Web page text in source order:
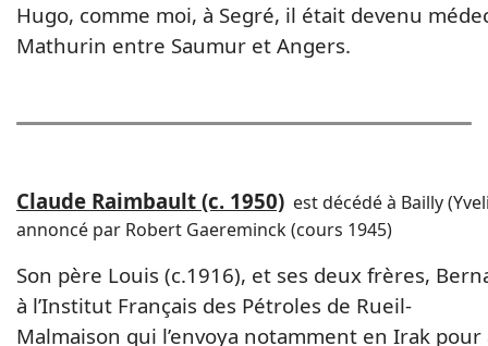
Hugo, comme moi, à Segré, il était devenu
Mathurin entre Saumur et Angers.
Claude Raimbault (c. 1950) est décédé à Bailly
annoncé par Robert Gaereminck (cours 1945)
Son père Louis (c.1916), et ses deux frères,
à l’Institut Français des Pétroles de Rueil-
Malmaison qui l’envoya notamment en Irak